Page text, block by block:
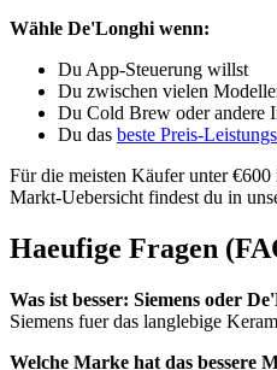
Wähle De'Longhi wenn:
Du App-Steuerung willst
Du zwischen vielen
Du Cold Brew oder andere
Du das beste Preis-
Für die meisten Käufer unter
Markt-Uebersicht findest du in
Haeufige Fragen
Was ist besser: Siemens oder
Siemens fuer das langlebige
Welche Marke hat das bessere